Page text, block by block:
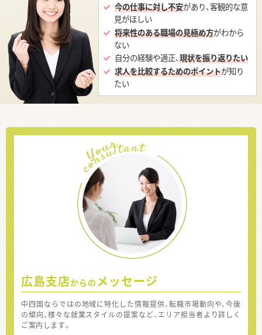
今の仕事に対し不安があり、客観的な意
見がほしい
将来性のある職場の見極め方がわから
ない
自分の経験や適正、現状を振り返りたい
求人を比較するためのポイントが知り
たい
広島支店からの メッセージ
中四国ならではの地域に特化した情報提供、転職市場動向や、今後
の傾向、様々な就業スタイルの提案など、エリア担当者より詳しく
ご案内します。